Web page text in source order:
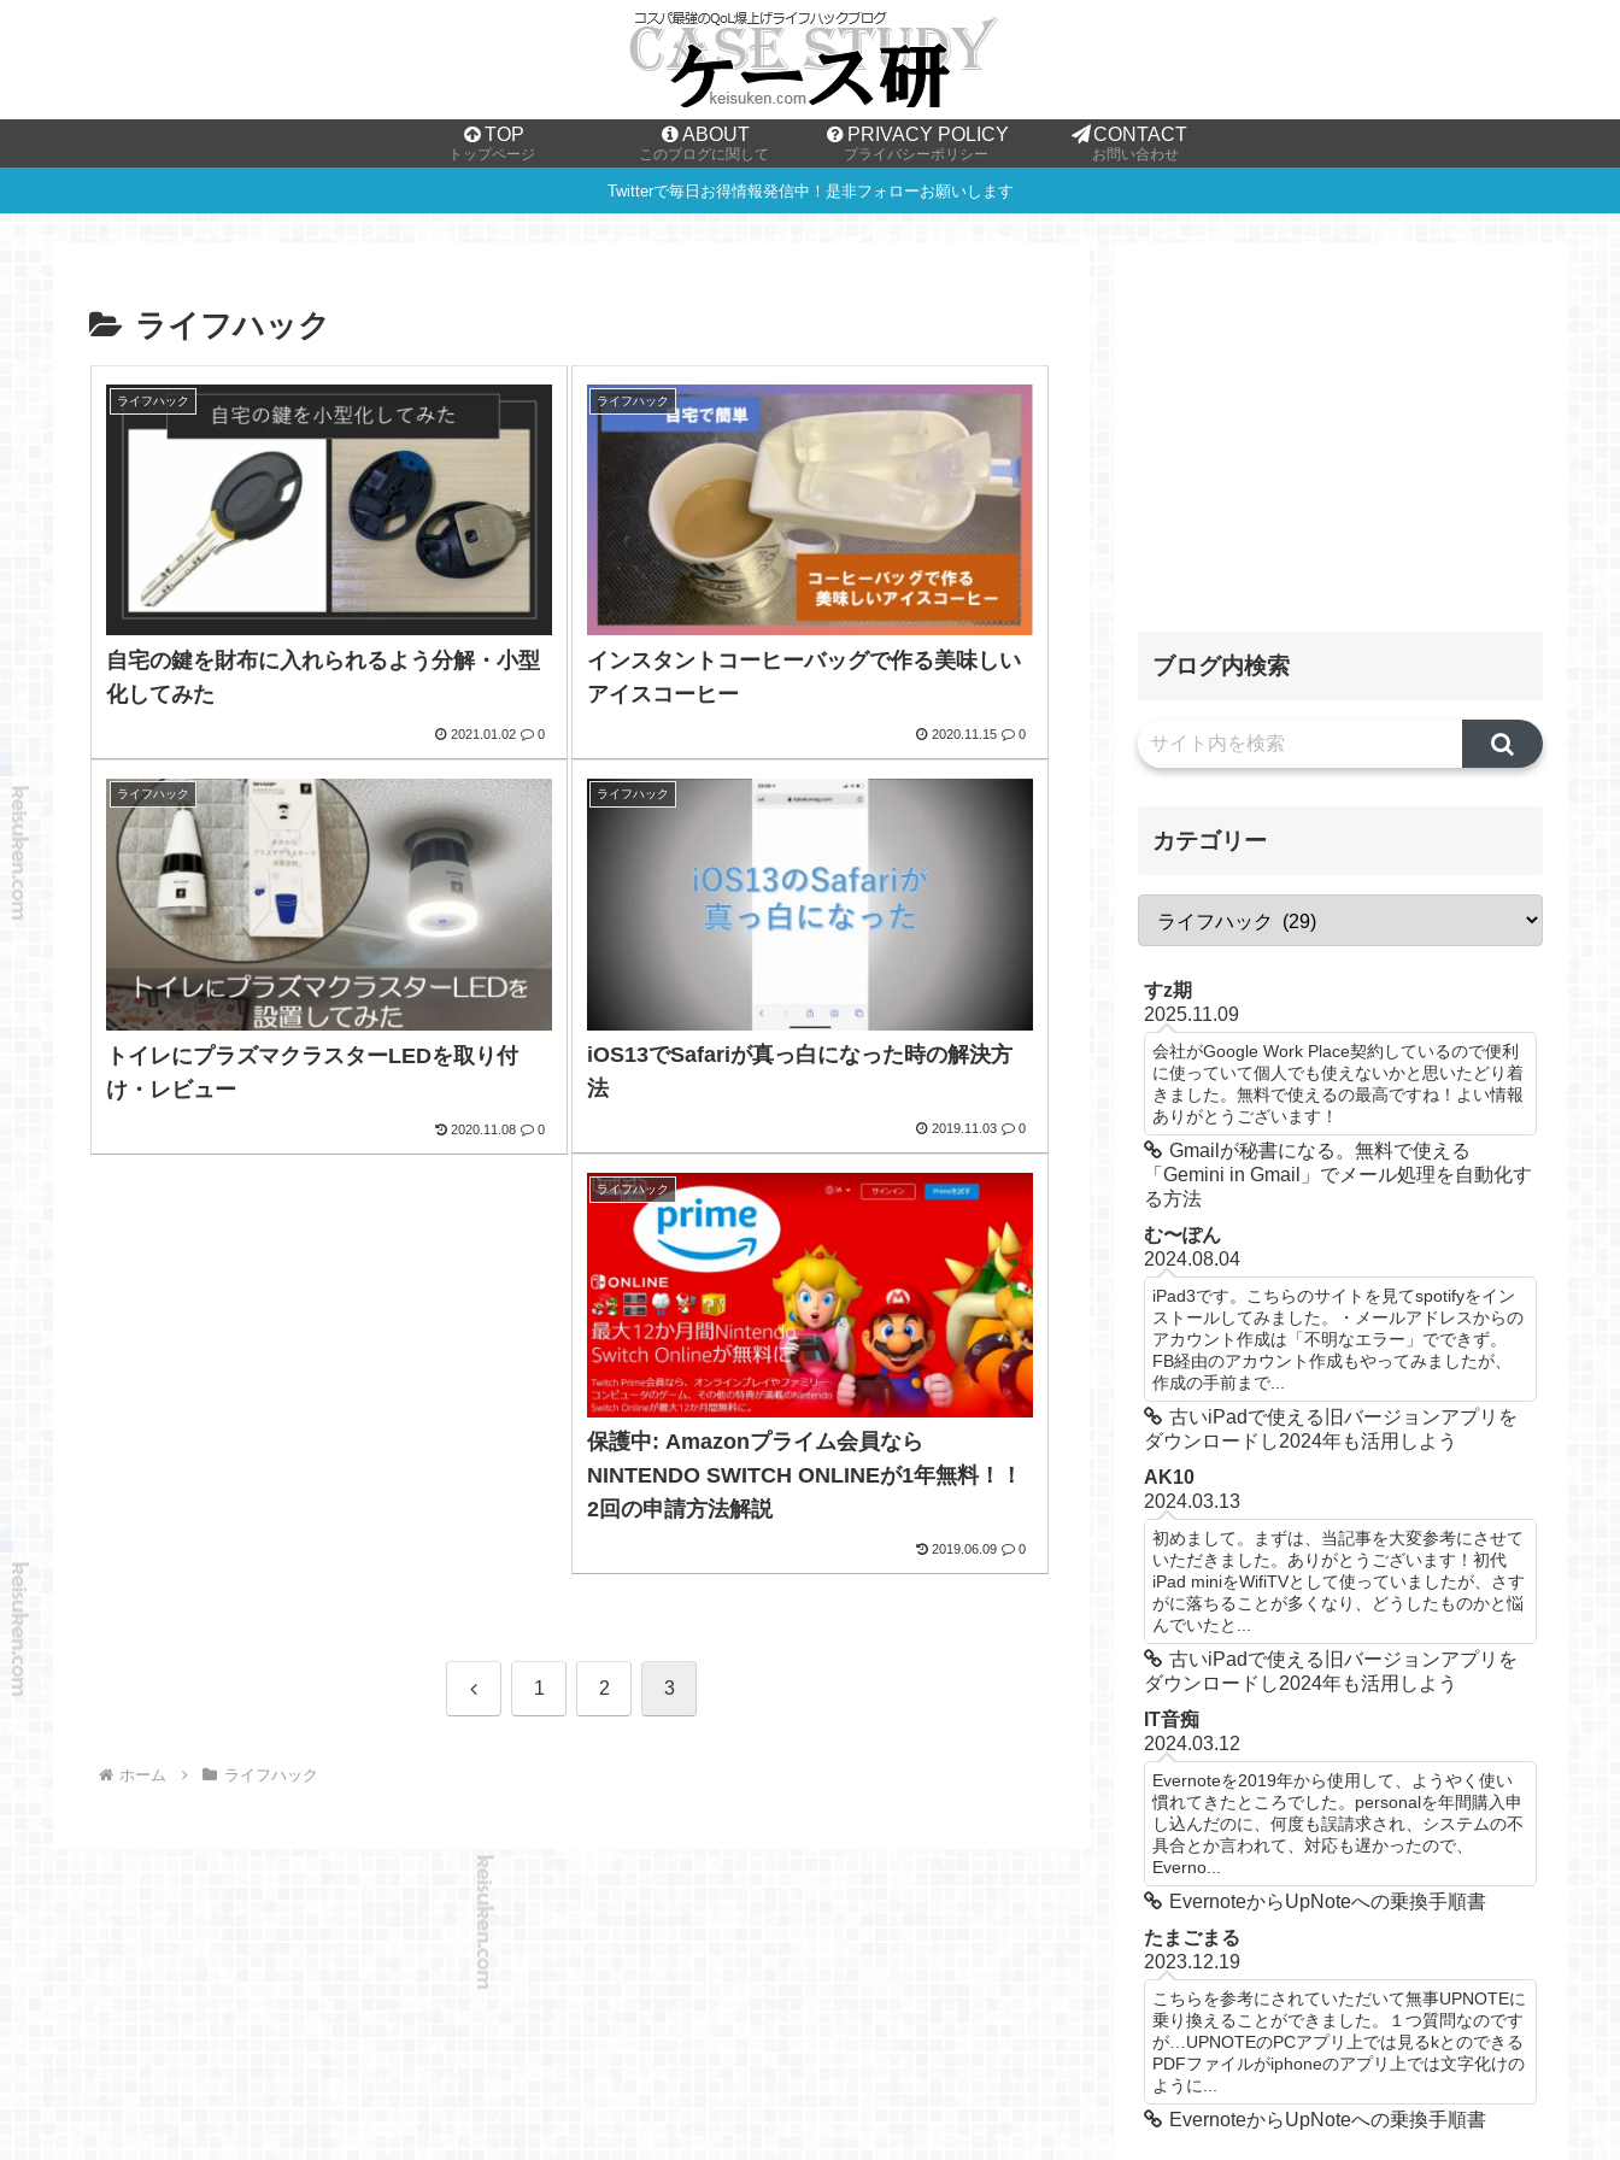
TOP
トップページ
ABOUT
このブログに関して
PRIVACY POLICY
プライバシーポリシー
CONTACT
お問い合わせ
Twitterで毎日お得情報発信中！是非フォローお願いします
ライフハック
ライフハック
自宅の鍵を財布に入れられるよう分解・小型
化してみた
2021.01.02 0
ライフハック
インスタントコーヒーバッグで作る美味しい
アイスコーヒー
2020.11.15 0
ライフハック
トイレにプラズマクラスターLEDを取り付
け・レビュー
2020.11.08 0
ライフハック
iOS13でSafariが真っ白になった時の解決方
法
2019.11.03 0
ライフハック
保護中: Amazonプライム会員なら
NINTENDO SWITCH ONLINEが1年無料！！
2回の申請方法解説
2019.06.09 0
前 1 2 3
ホーム ライフハック
ブログ内検索
カテゴリー
すz期
2025.11.09
会社がGoogle Work Place契約しているので便利
に使っていて個人でも使えないかと思いたどり着
きました。無料で使えるの最高ですね！よい情報
ありがとうございます！
Gmailが秘書になる。無料で使える
「Gemini in Gmail」でメール処理を自動化す
る方法
む〜ぽん
2024.08.04
iPad3です。こちらのサイトを見てspotifyをイン
ストールしてみました。・メールアドレスからの
アカウント作成は「不明なエラー」でできず。
FB経由のアカウント作成もやってみましたが、
作成の手前まで...
古いiPadで使える旧バージョンアプリを
ダウンロードし2024年も活用しよう
AK10
2024.03.13
初めまして。まずは、当記事を大変参考にさせて
いただきました。ありがとうございます！初代
iPad miniをWifiTVとして使っていましたが、さす
がに落ちることが多くなり、どうしたものかと悩
んでいたと...
古いiPadで使える旧バージョンアプリを
ダウンロードし2024年も活用しよう
IT音痴
2024.03.12
Evernoteを2019年から使用して、ようやく使い
慣れてきたところでした。personalを年間購入申
し込んだのに、何度も誤請求され、システムの不
具合とか言われて、対応も遅かったので、
Everno...
EvernoteからUpNoteへの乗換手順書
たまごまる
2023.12.19
こちらを参考にされていただいて無事UPNOTEに
乗り換えることができました。１つ質問なのです
が…UPNOTEのPCアプリ上では見るkとのできる
PDFファイルがiphoneのアプリ上では文字化けの
ように...
EvernoteからUpNoteへの乗換手順書